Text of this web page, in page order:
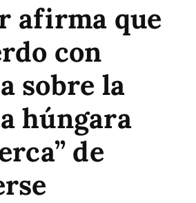
afirma que
con
sobre la
húngara
de